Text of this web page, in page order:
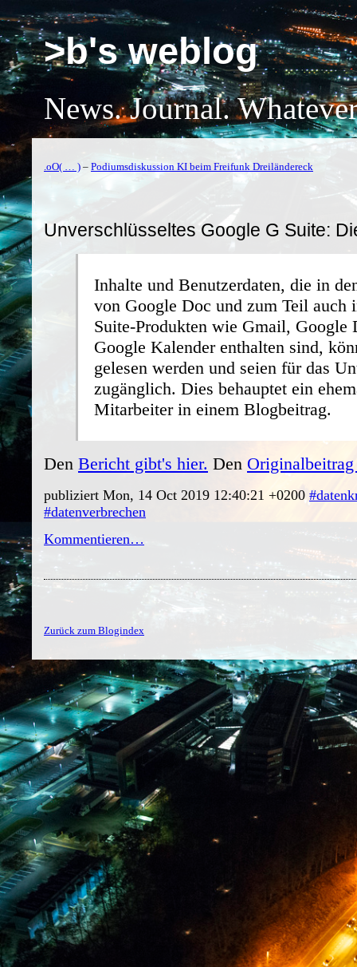
>b's weblog
News. Journal.
.oO( … ) – Podiumsdiskussion KI beim Freifunk Dreiländereck
Unverschlüsseltes Google G Suite:
Inhalte und Benutzerdaten, die in
von Google Doc und zum Teil auch
Suite-Produkten wie Gmail, Google
Google Kalender enthalten sind,
gelesen werden und seien für das
zugänglich. Dies behauptet ein
Mitarbeiter in einem Blogbeitrag.
Den Bericht gibt's hier. Den
publiziert Mon, 14 Oct 2019 12:40:21 +0200
#datenverbrechen
Kommentieren…
Zurück zum Blogindex